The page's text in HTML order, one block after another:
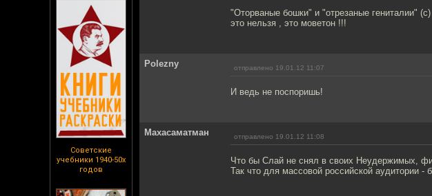
Советские
учебники 1940-50х
годов
"Оторваные бошки" и "отрезаные гениталии"
это нельзя , это моветон !!!
Polezny отправлено 19.01.12 11:07
И ведь не поспоришь!
Махасаматман отправлено 19.01.12 11:08
Что бы Слай не снял в своих Неудержимых,
Так что для массовой российской аудитории -